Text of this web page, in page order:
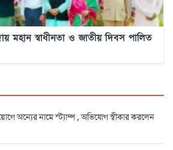
মহান স্বাধীনতা ও জাতীয় দিবস পালিত
অন্যের নামে স্ট্যাম্প , অভিযোগ স্বীকার করলেন